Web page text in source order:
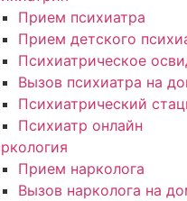
Прием психиатра
Прием детского
Психиатрическое
Вызов психиатра на
Психиатрический
Психиатр онлайн
Прием нарколога
Вызов нарколога на